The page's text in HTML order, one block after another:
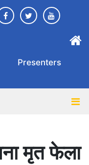
Presenters
मृत फेला